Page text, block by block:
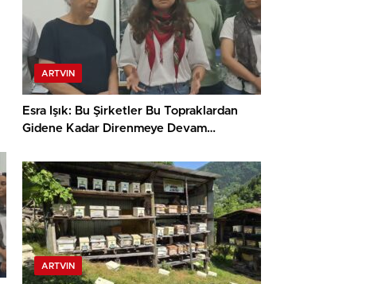
ARTVIN
Esra Işık: Bu Şirketler Bu Topraklardan
Gidene Kadar Direnmeye Devam
ARTVIN